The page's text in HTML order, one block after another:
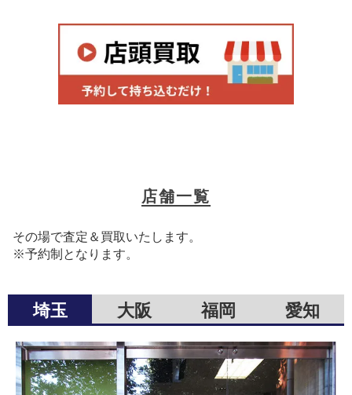
店舗一覧
その場で査定＆買取いたします。
※予約制となります。
埼玉 大阪 福岡 愛知